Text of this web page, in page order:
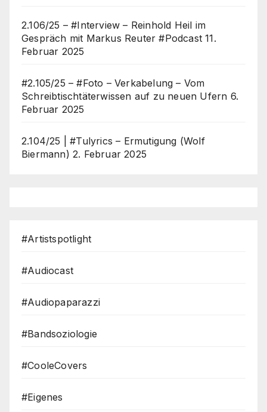
2.106/25 – #Interview – Reinhold Heil im
Gespräch mit Markus Reuter #Podcast 11.
Februar 2025
#2.105/25 – #Foto – Verkabelung – Vom
Schreibtischtäterwissen auf zu neuen Ufern 6.
Februar 2025
2.104/25 | #Tulyrics – Ermutigung (Wolf
Biermann) 2. Februar 2025
#Artistspotlight
#Audiocast
#Audiopaparazzi
#Bandsoziologie
#CooleCovers
#Eigenes